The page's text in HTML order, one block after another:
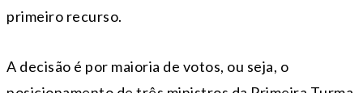
primeiro recurso.
A decisão é por maioria de votos, ou seja, o